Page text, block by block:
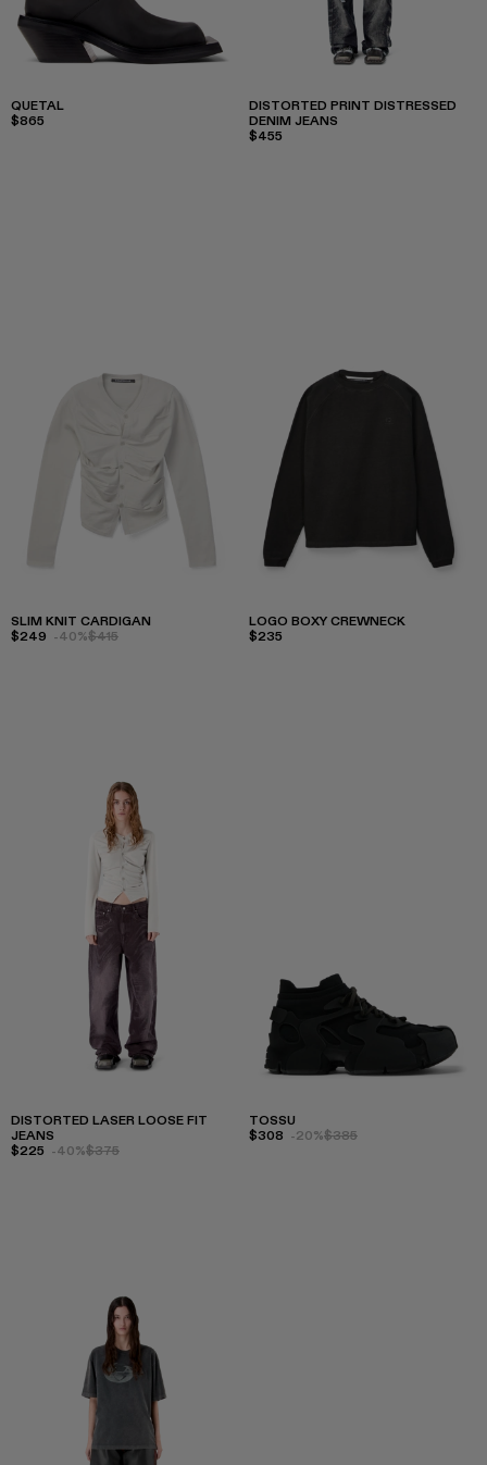
QUETAL
$865
DISTORTED PRINT DISTRESSED
DENIM JEANS
$455
SLIM KNIT CARDIGAN
$249 -40%$415
LOGO BOXY CREWNECK
$235
DISTORTED LASER LOOSE FIT
JEANS
$225 -40%$375
TOSSU
$308 -20%$385